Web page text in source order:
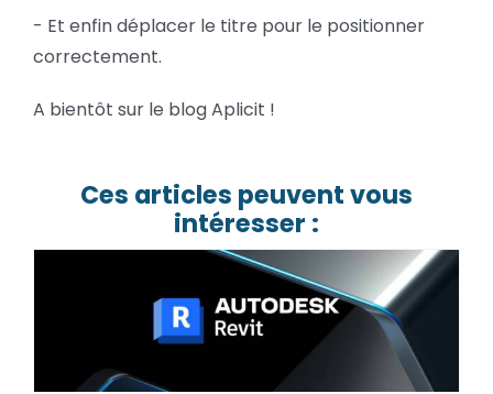
- Et enfin déplacer le titre pour le positionner
correctement.
A bientôt sur le blog Aplicit !
Ces articles peuvent vous
intéresser :